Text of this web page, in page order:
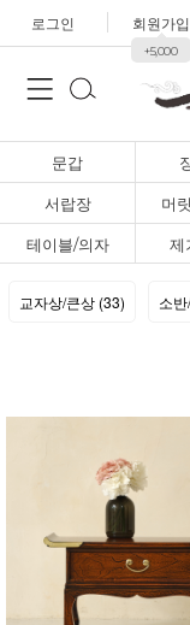
로그인 회원가입
+5,000
문갑
서랍장 머
테이블/의자 제
교자상/큰상 (33) 소